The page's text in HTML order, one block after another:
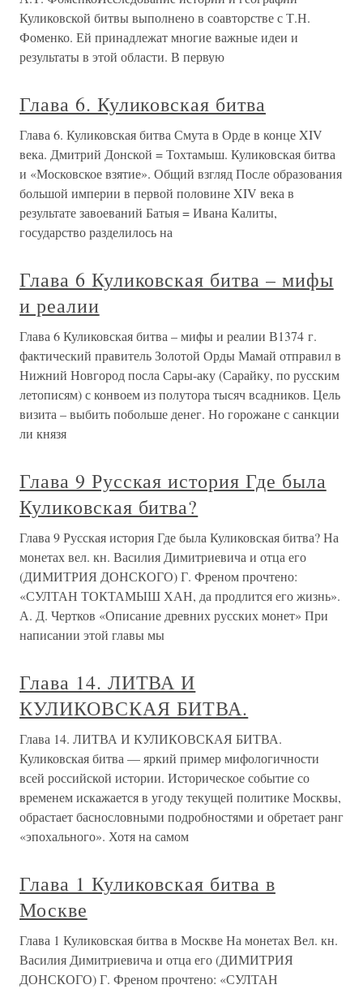
Куликовской битвы выполнено в соавторстве с Т.Н.
Фоменко. Ей принадлежат многие важные идеи и
результаты в этой области. В первую
Глава 6. Куликовская битва
Глава 6. Куликовская битва Смута в Орде в конце XIV
века. Дмитрий Донской = Тохтамыш. Куликовская битва
и «Московское взятие». Общий взгляд После образования
большой империи в первой половине XIV века в
результате завоеваний Батыя = Ивана Калиты,
государство разделилось на
Глава 6 Куликовская битва – мифы
и реалии
Глава 6 Куликовская битва – мифы и реалии В1374 г.
фактический правитель Золотой Орды Мамай отправил в
Нижний Новгород посла Сары-аку (Сарайку, по русским
летописям) с конвоем из полутора тысяч всадников. Цель
визита – выбить побольше денег. Но горожане с санкции
ли князя
Глава 9 Русская история Где была
Куликовская битва?
Глава 9 Русская история Где была Куликовская битва? На
монетах вел. кн. Василия Димитриевича и отца его
(ДИМИТРИЯ ДОНСКОГО) Г. Френом прочтено:
«СУЛТАН ТОКТАМЫШ ХАН, да продлится его жизнь».
А. Д. Чертков «Описание древних русских монет» При
написании этой главы мы
Глава 14. ЛИТВА И
КУЛИКОВСКАЯ БИТВА.
Глава 14. ЛИТВА И КУЛИКОВСКАЯ БИТВА.
Куликовская битва — яркий пример мифологичности
всей российской истории. Историческое событие со
временем искажается в угоду текущей политике Москвы,
обрастает баснословными подробностями и обретает ранг
«эпохального». Хотя на самом
Глава 1 Куликовская битва в
Москве
Глава 1 Куликовская битва в Москве На монетах Вел. кн.
Василия Димитриевича и отца его (ДИМИТРИЯ
ДОНСКОГО) Г. Френом прочтено: «СУЛТАН